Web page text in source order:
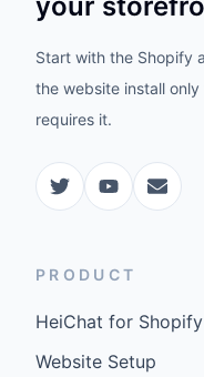
Start with the Shopify
the website install
requires it.
PRODUCT
HeiChat for Shopify
Website Setup